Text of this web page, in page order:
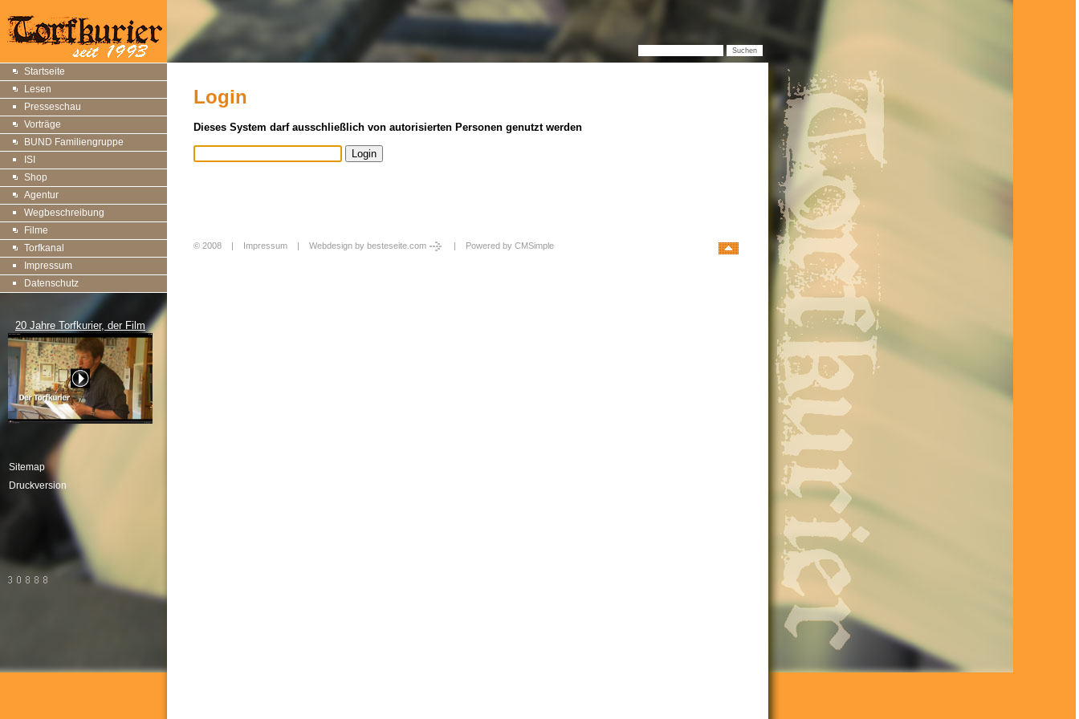
Startseite
Lesen
Presseschau
Vorträge
BUND Familiengruppe
ISI
Shop
Agentur
Wegbeschreibung
Filme
Torfkanal
Impressum
Datenschutz
20 Jahre Torfkurier, der Film
Sitemap
Druckversion
Login
Dieses System darf ausschließlich von autorisierten Personen genutzt werden
© 2008 | Impressum Webdesign by besteseite.com | Powered by CMSimple